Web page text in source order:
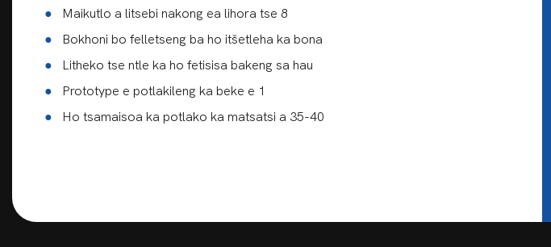
●
Maikutlo a litsebi nakong ea lihora tse 8
●
Bokhoni bo felletseng ba ho itšetleha ka bona
●
Litheko tse ntle ka ho fetisisa bakeng sa hau
●
Prototype e potlakileng ka beke e 1
●
Ho tsamaisoa ka potlako ka matsatsi a 35-40